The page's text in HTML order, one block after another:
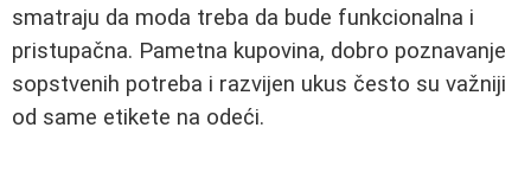
smatraju da moda treba da bude funkcionalna i
pristupačna. Pametna kupovina, dobro poznavanje
sopstvenih potreba i razvijen ukus često su važniji
od same etikete na odeći.